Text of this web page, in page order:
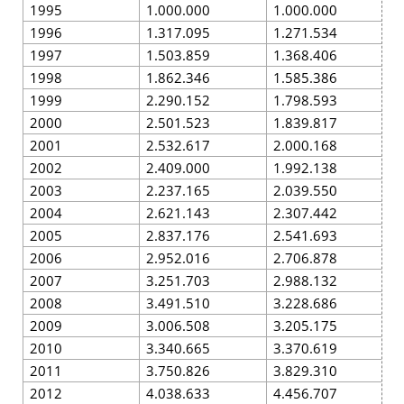
1995
1.000.000 1.000.000
1996
1.317.095 1.271.534
1997
1.503.859 1.368.406
1998
1.862.346 1.585.386
1999
2.290.152 1.798.593
2000
2.501.523 1.839.817
2001
2.532.617 2.000.168
2002
2.409.000 1.992.138
2003
2.237.165 2.039.550
2004
2.621.143 2.307.442
2005
2.837.176 2.541.693
2006
2.952.016 2.706.878
2007
3.251.703 2.988.132
2008
3.491.510 3.228.686
2009
3.006.508 3.205.175
2010
3.340.665 3.370.619
2011
3.750.826 3.829.310
2012
4.038.633 4.456.707